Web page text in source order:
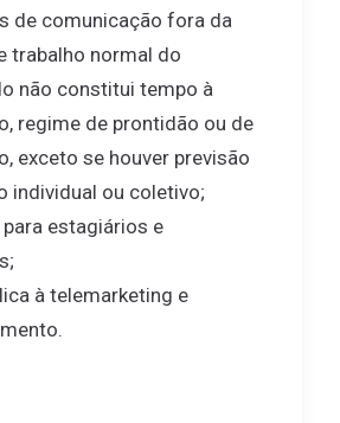
de comunicação fora da
trabalho normal do
não constitui tempo à
regime de prontidão ou de
exceto se houver previsão
individual ou coletivo;
estagiários e
à telemarketing e